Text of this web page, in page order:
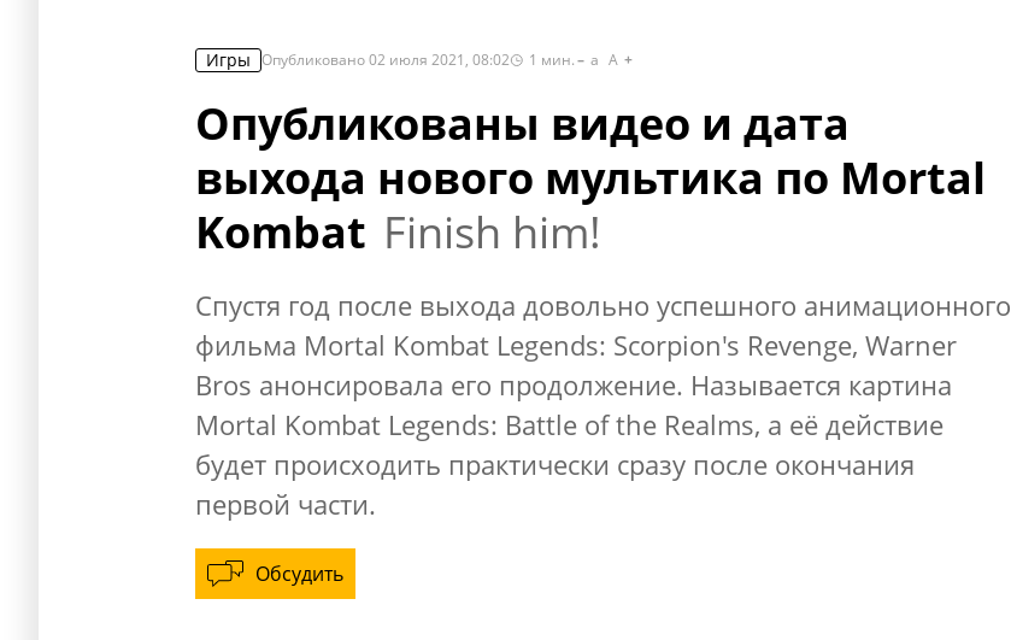
Игры Опубликовано02 июля 2021, 08:02 1 мин. a A
Опубликованы видео и дата
выхода нового мультика по Mortal
Kombat Finish him!
Спустя год после выхода довольно успешного анимационного
фильма Mortal Kombat Legends: Scorpion's Revenge, Warner
Bros анонсировала его продолжение. Называется картина
Mortal Kombat Legends: Battle of the Realms, а её действие
будет происходить практически сразу после окончания
первой части.
Обсудить